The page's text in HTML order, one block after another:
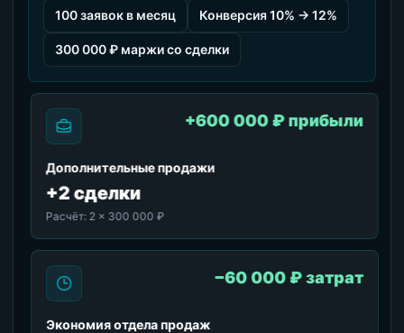
100 заявок в месяц Конверсия 10% → 12%
300 000 ₽ маржи со сделки
+600 000 ₽ прибыли
Дополнительные продажи
+2 сделки
Расчёт: 2 × 300 000 ₽
−60 000 ₽ затрат
Экономия отдела продаж